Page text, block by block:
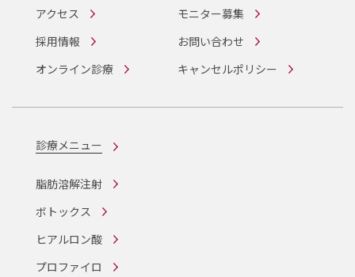
アクセス
モニター募集
採用情報
お問い合わせ
オンライン診療
キャンセルポリシー
診療メニュー
脂肪溶解注射
ボトックス
ヒアルロン酸
プロファイロ